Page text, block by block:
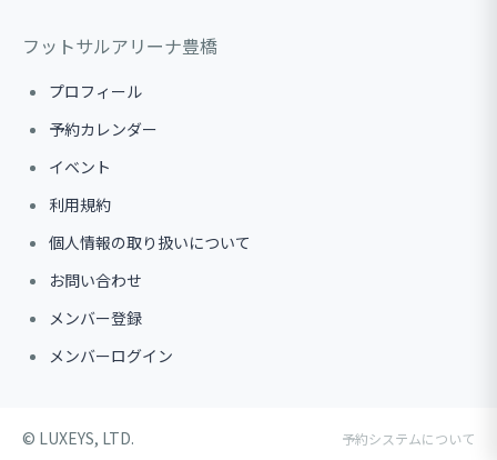
フットサルアリーナ豊橋
プロフィール
予約カレンダー
イベント
利用規約
個人情報の取り扱いについて
お問い合わせ
メンバー登録
メンバーログイン
©︎ LUXEYS, LTD. 予約システムについて